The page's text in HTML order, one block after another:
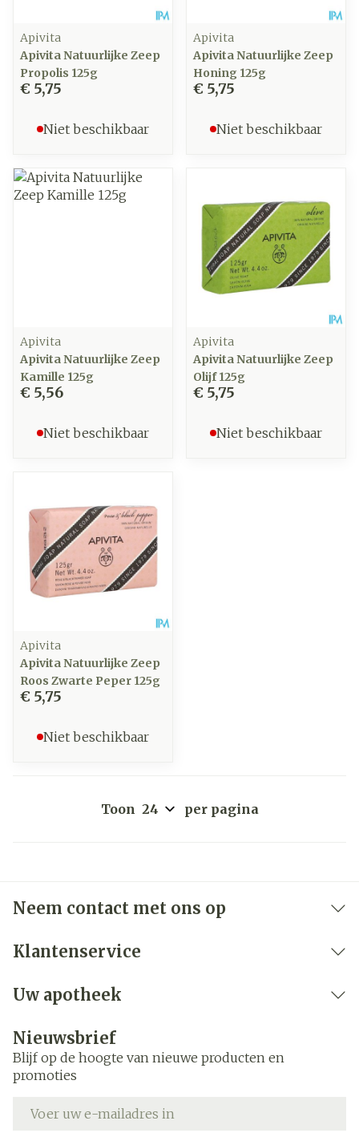
Apivita
Apivita Natuurlijke Zeep
Propolis 125g
€ 5,75
Niet beschikbaar
Apivita
Apivita Natuurlijke Zeep
Honing 125g
€ 5,75
Niet beschikbaar
Apivita
Apivita Natuurlijke Zeep
Kamille 125g
€ 5,56
Niet beschikbaar
Apivita
Apivita Natuurlijke Zeep
Olijf 125g
€ 5,75
Niet beschikbaar
Apivita
Apivita Natuurlijke Zeep
Roos Zwarte Peper 125g
€ 5,75
Niet beschikbaar
Toon per pagina
Neem contact met ons op
Klantenservice
Uw apotheek
Nieuwsbrief
Blijf op de hoogte van nieuwe producten en
promoties